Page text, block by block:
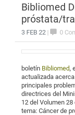
Bibliomed
próstata/
3 FEB 22 | 0
boletín Bibliomed,
actualizada
principales
directrices del
12 del Volumen
tema: Cáncer de